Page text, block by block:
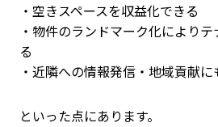
・空きスペースを収益化できる
・物件のランドマーク化により
る
・近隣への情報発信・地域貢献に
といった点にあります。